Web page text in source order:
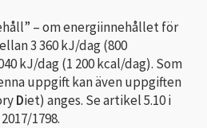
– om energiinnehållet för
3 360 kJ/dag (800
kJ/dag (1 200 kcal/dag). Som
uppgift kan även uppgiften
Diet) anges. Se artikel 5.10 i
1798.